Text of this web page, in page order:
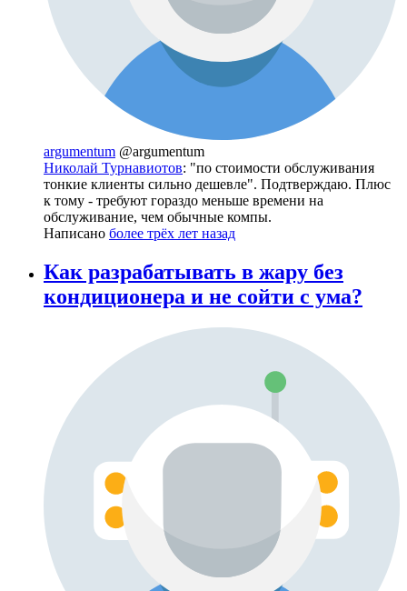
argumentum @argumentum
Николай Турнавиотов: "по стоимости обслуживания
тонкие клиенты сильно дешевле". Подтверждаю. Плюс
к тому - требуют гораздо меньше времени на
обслуживание, чем обычные компы.
Написано более трёх лет назад
Как разрабатывать в жару без
кондиционера и не сойти с ума?